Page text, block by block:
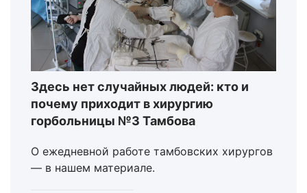
Здесь нет случайных людей: кто и
почему приходит в хирургию
горбольницы №3 Тамбова
О ежедневной работе тамбовских хирургов
— в нашем материале.